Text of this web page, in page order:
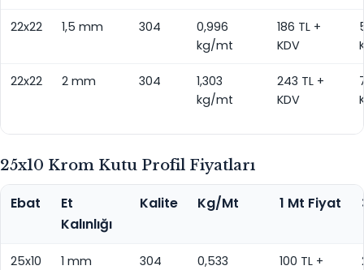
22x22 1,5 mm 304
0,996
kg/mt
186 TL +
KDV
22x22 2 mm 304
1,303
kg/mt
243 TL +
KDV
25x10 Krom Kutu Profil Fiyatları
Ebat
Et
Kalınlığı
Kalite Kg/Mt 1 Mt Fiyat
25x10 1 mm 304
0,533
100 TL +